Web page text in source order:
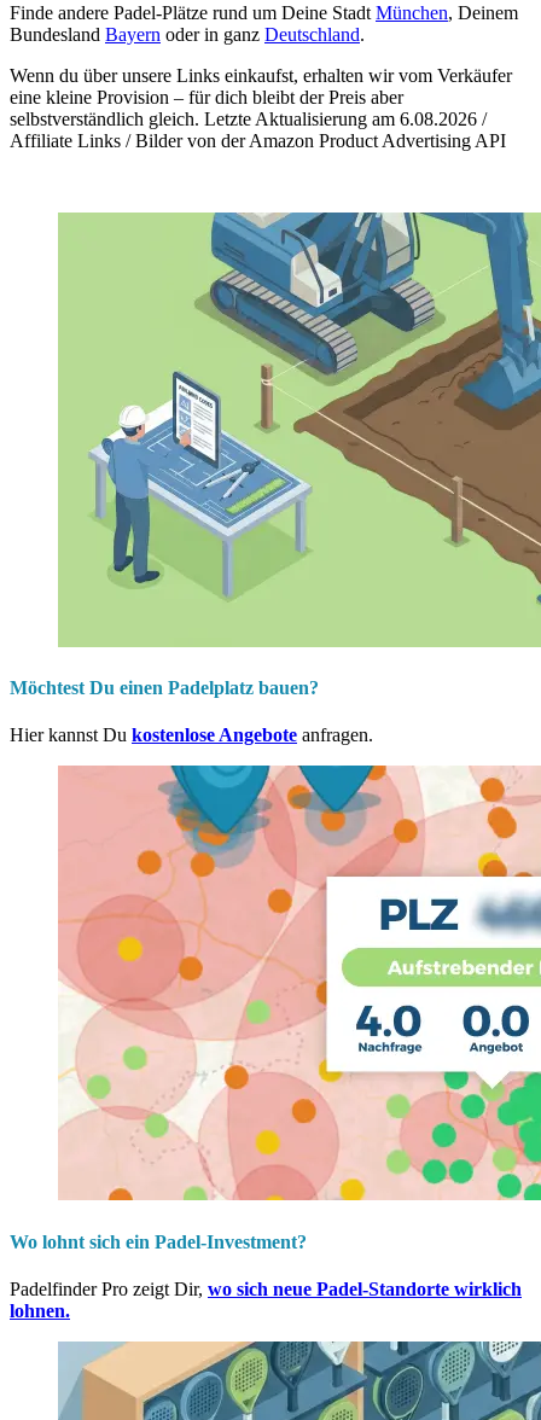
Finde andere Padel-Plätze rund um Deine Stadt München, Deinem
Bundesland Bayern oder in ganz Deutschland.
Wenn du über unsere Links einkaufst, erhalten wir vom Verkäufer
eine kleine Provision – für dich bleibt der Preis aber
selbstverständlich gleich. Letzte Aktualisierung am 6.08.2026 /
Affiliate Links / Bilder von der Amazon Product Advertising API
Möchtest Du einen Padelplatz bauen?
Hier kannst Du kostenlose Angebote anfragen.
Wo lohnt sich ein Padel-Investment?
Padelfinder Pro zeigt Dir, wo sich neue Padel-Standorte wirklich
lohnen.